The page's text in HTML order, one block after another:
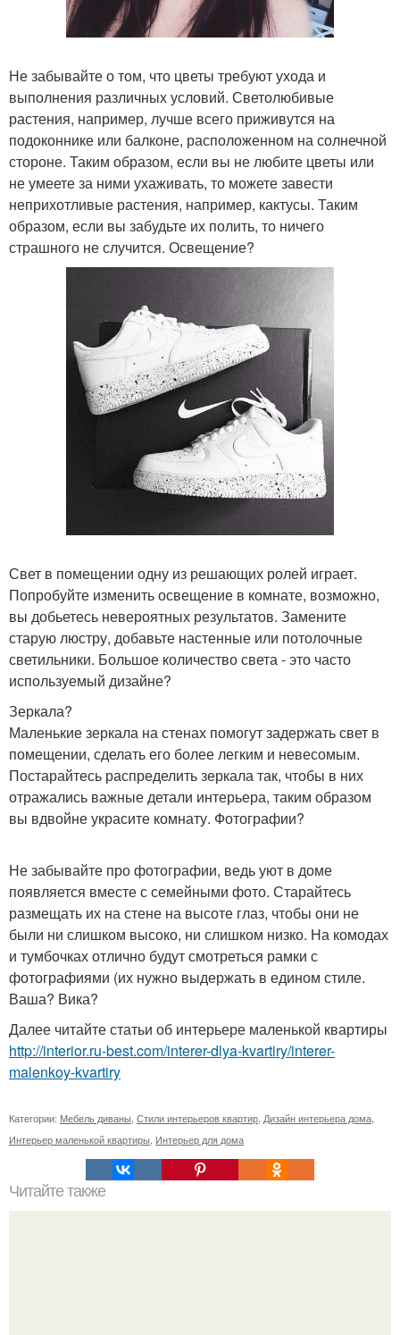
Не забывайте о том, что цветы требуют ухода и
выполнения различных условий. Светолюбивые
растения, например, лучше всего приживутся на
подоконнике или балконе, расположенном на солнечной
стороне. Таким образом, если вы не любите цветы или
не умеете за ними ухаживать, то можете завести
неприхотливые растения, например, кактусы. Таким
образом, если вы забудьте их полить, то ничего
страшного не случится. Освещение?
Свет в помещении одну из решающих ролей играет.
Попробуйте изменить освещение в комнате, возможно,
вы добьетесь невероятных результатов. Замените
старую люстру, добавьте настенные или потолочные
светильники. Большое количество света - это часто
используемый дизайне?
Зеркала?
Маленькие зеркала на стенах помогут задержать свет в
помещении, сделать его более легким и невесомым.
Постарайтесь распределить зеркала так, чтобы в них
отражались важные детали интерьера, таким образом
вы вдвойне украсите комнату. Фотографии?
Не забывайте про фотографии, ведь уют в доме
появляется вместе с семейными фото. Старайтесь
размещать их на стене на высоте глаз, чтобы они не
были ни слишком высоко, ни слишком низко. На комодах
и тумбочках отлично будут смотреться рамки с
фотографиями (их нужно выдержать в едином стиле.
Ваша? Вика?
Далее читайте статьи об интерьере маленькой квартиры
http://interior.ru-best.com/interer-dlya-kvartiry/interer-
malenkoy-kvartiry
Категории: Мебель диваны Стили интерьеров квартир Дизайн интерьера дома
Интерьер маленькой квартиры Интерьер для дома
Читайте также